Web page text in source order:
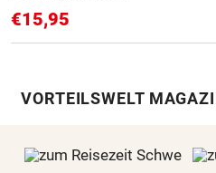
€15,95
VORTEILSWELT